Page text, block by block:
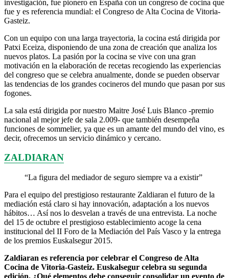
investigación, fue pionero en España con un congreso de cocina que
fue y es referencia mundial: el Congreso de Alta Cocina de Vitoria-
Gasteiz.
Con un equipo con una larga trayectoria, la cocina está dirigida por
Patxi Eceiza, disponiendo de una zona de creación que analiza los
nuevos platos. La pasión por la cocina se vive con una gran
motivación en la elaboración de recetas recogiendo las experiencias
del congreso que se celebra anualmente, donde se pueden observar
las tendencias de los grandes cocineros del mundo que pasan por sus
fogones.
La sala está dirigida por nuestro Maitre José Luis Blanco -premio
nacional al mejor jefe de sala 2.009- que también desempeña
funciones de sommelier, ya que es un amante del mundo del vino, es
decir, ofrecemos un servicio dinámico y cercano.
ZALDIARAN
“La figura del mediador de seguro siempre va a existir”
Para el equipo del prestigioso restaurante Zaldiaran el futuro de la
mediación está claro si hay innovación, adaptación a los nuevos
hábitos… Así nos lo desvelan a través de una entrevista. La noche
del 15 de octubre el prestigioso establecimiento acoge la cena
institucional del II Foro de la Mediación del País Vasco y la entrega
de los premios Euskalsegur 2015.
Zaldiaran es referencia por celebrar el Congreso de Alta
Cocina de Vitoria-Gasteiz. Euskalsegur celebra su segunda